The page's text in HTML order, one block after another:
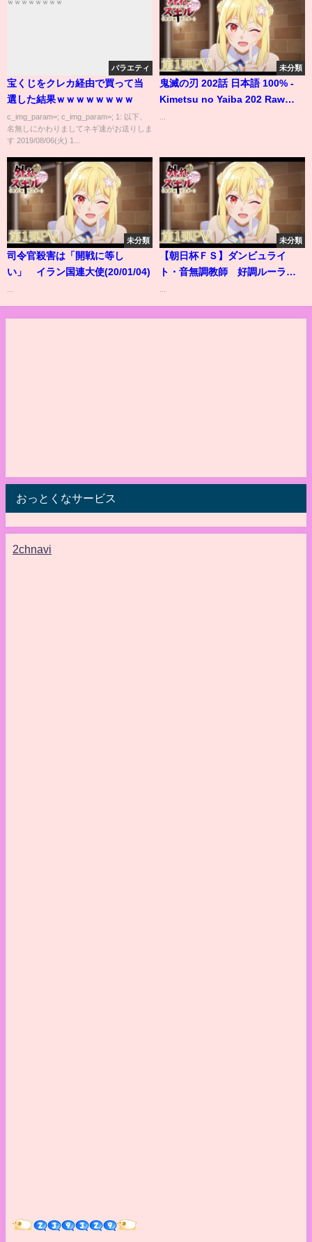
バラエティ
宝くじをクレカ経由で買って当
選した結果ｗｗｗｗｗｗｗｗ
c_img_param=; c_img_param=; 1: 以下、
名無しにかわりましてネギ速がお送りしま
す 2019/08/06(火) 1...
未分類
鬼滅の刃 202話 日本語 100% -
Kimetsu no Yaiba 202 Raw
...
未分類
司令官殺害は「開戦に等し
い」 イラン国連大使(20/01/04)
未分類
【朝日杯ＦＳ】ダンビュライ
ト・音無調教師 好調ルーラー
おっとくなサービス
2chnavi